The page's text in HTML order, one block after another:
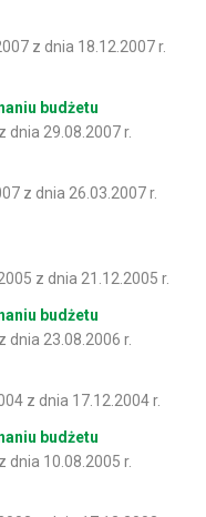
z dnia 18.12.2007 r.
budżetu
dnia 29.08.2007 r.
z dnia 26.03.2007 r.
z dnia 21.12.2005 r.
budżetu
dnia 23.08.2006 r.
z dnia 17.12.2004 r.
budżetu
dnia 10.08.2005 r.